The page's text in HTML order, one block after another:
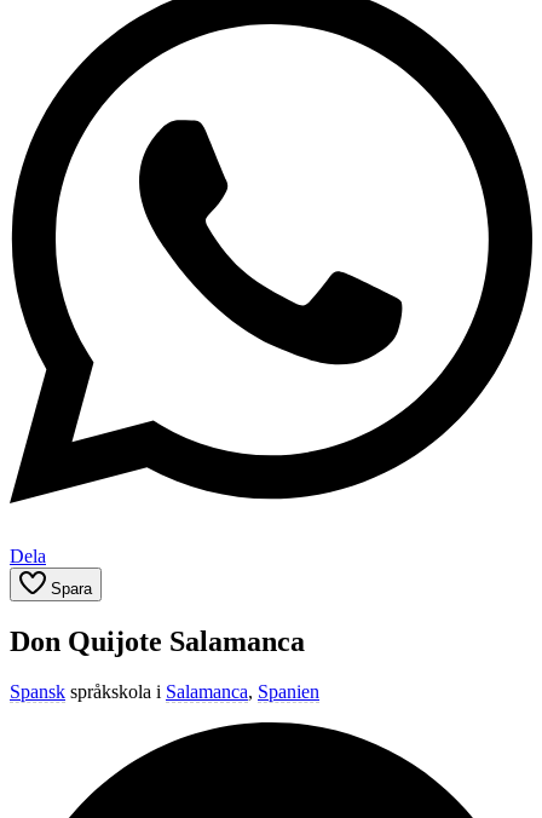
Dela
Spara
Don Quijote Salamanca
Spansk språkskola i Salamanca, Spanien